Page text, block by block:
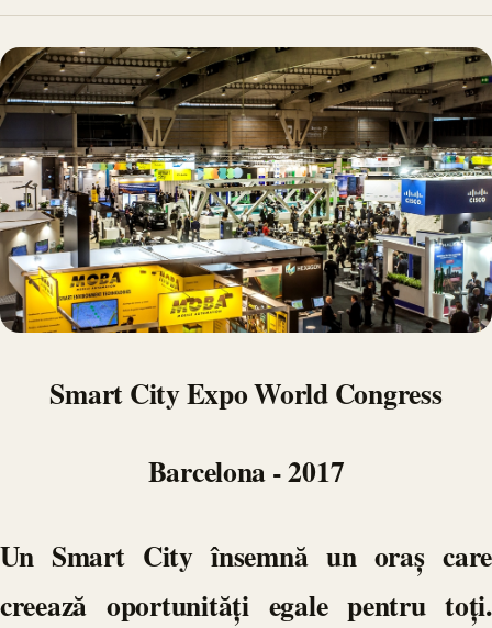
Smart City Expo World Congress
Barcelona - 2017
Un Smart City însemnă un oraș care
creează oportunități egale pentru toți.